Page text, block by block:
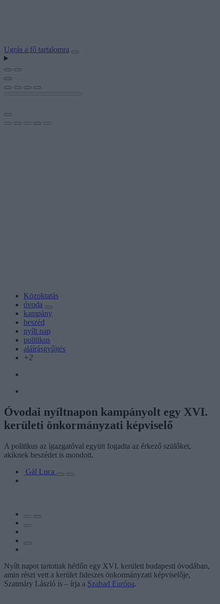
Ugrás a fő tartalomra
Közoktatás
óvoda
kampány
beszéd
nyílt nap
politikus
aláírásgyűjtés
+2
Óvodai nyíltnapon kampányolt egy XVI.
kerületi önkormányzati képviselő
A politikus az igazgatóval együtt fogadta az érkező szülőket,
akiknek beszédet is mondott.
Gál Luca
Nyílt napot tartottak hétfőn egy XVI. kerületi budapesti óvodában,
amin részt vett a kerület fideszes önkormányzati képviselője,
Szatmáry László is – írja a Szabad Európa.